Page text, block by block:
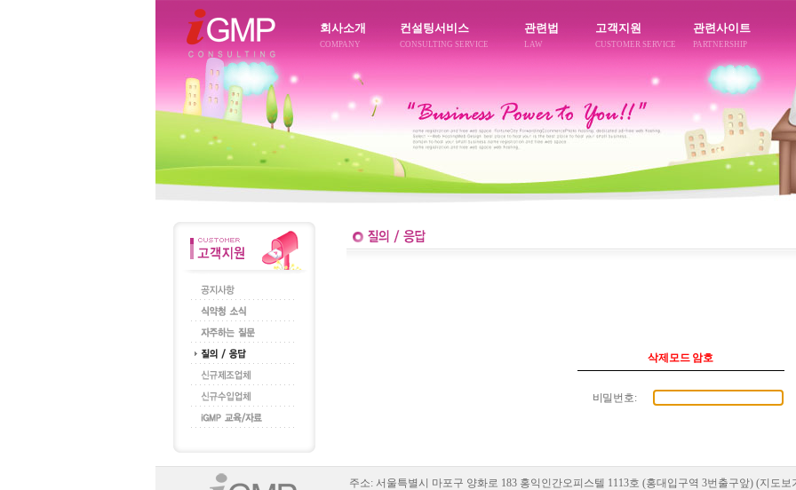
회사소개
COMPANY
컨설팅서비스
CONSULTING SERVICE
관련법
LAW
고객지원
CUSTOMER SERVICE
관련사이트
PARTNERSHIP
삭제모드 암호
비밀번호:
주소: 서울특별시 마포구 양화로 183 홍익인간오피스텔 1113호 (홍대입구역 3번출구앞) (지도보